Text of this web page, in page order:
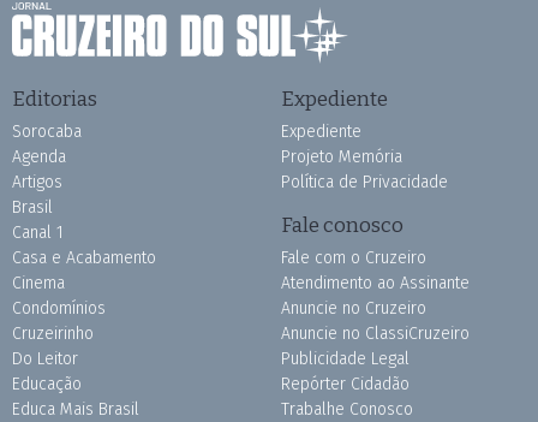
Editorias
Sorocaba
Agenda
Artigos
Brasil
Canal 1
Casa e Acabamento
Cinema
Condomínios
Cruzeirinho
Do Leitor
Educação
Educa Mais Brasil
Expediente
Expediente
Projeto Memória
Política de Privacidade
Fale conosco
Fale com o Cruzeiro
Atendimento ao Assinante
Anuncie no Cruzeiro
Anuncie no ClassiCruzeiro
Publicidade Legal
Repórter Cidadão
Trabalhe Conosco